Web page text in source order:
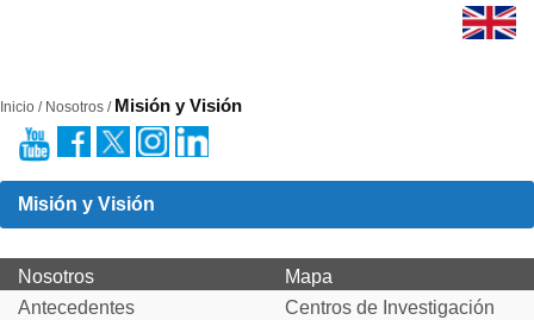
Inicio / Nosotros / Misión y Visión
Misión y Visión
Nosotros
Antecedentes
Mapa
Centros de Investigación